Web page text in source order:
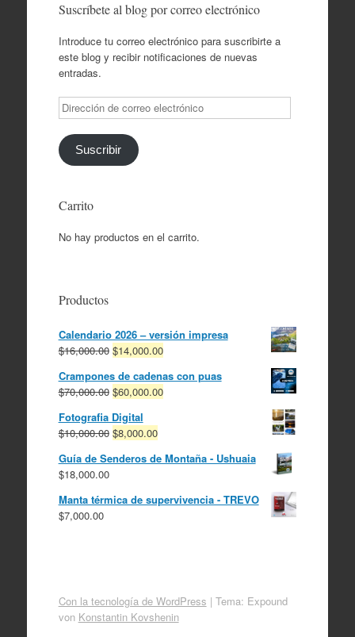
Suscríbete al blog por correo electrónico
Introduce tu correo electrónico para suscribirte a
este blog y recibir notificaciones de nuevas
entradas.
Dirección
de
correo
electrónico
Suscribir
Carrito
No hay productos en el carrito.
Productos
Calendario 2026 – versión impresa
$16,000.00 El
original
era:
$16,000.00.
$14,000.00El
actual
es:
Crampones de cadenas con puas
$70,000.00 El
original
era:
$70,000.00.
$60,000.00El
$60,000.00.
Fotografia Digital
$10,000.00 El
original
$10,000.00.
$8,000.00El
actual
$8,000.00.
Guía de Senderos de Montaña - Ushuaia
$18,000.00
Manta térmica de supervivencia - TREVO
$7,000.00
Con la tecnología de WordPress | Tema: Expound
von Konstantin Kovshenin